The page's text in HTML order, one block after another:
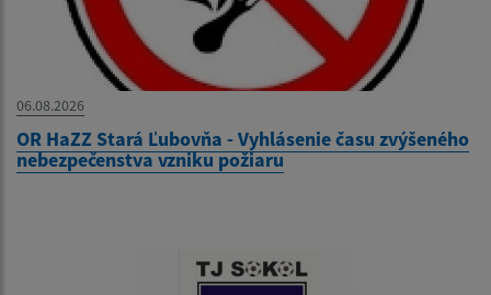
06.08.2026
OR HaZZ Stará Ľubovňa - Vyhlásenie času zvýšeného
nebezpečenstva vzniku požiaru